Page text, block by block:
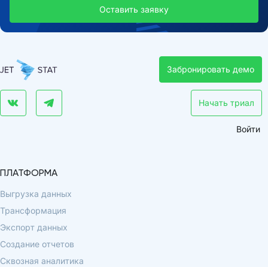
Оставить заявку
Забронировать демо
Начать триал
Войти
ПЛАТФОРМА
Выгрузка данных
Трансформация
Экспорт данных
Создание отчетов
Сквозная аналитика